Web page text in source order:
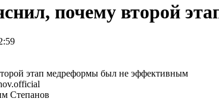
почему второй
Степанов